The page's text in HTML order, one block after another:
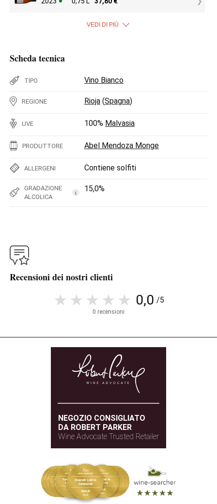
VEDI DI PIÙ
Scheda tecnica
TIPO Vino Bianco
REGIONE Rioja (Spagna)
UVE 100% Malvasia
PRODUTTORE Abel Mendoza Monge
ALLERGENI Contiene solfiti
GRADAZIONE
ALCOLICA
i 15,0%
Recensioni dei nostri clienti
0,0 /5
0 recensioni
NEGOZIO CONSIGLIATO
DA ROBERT PARKER
Wine Advocate Trusted Retailer